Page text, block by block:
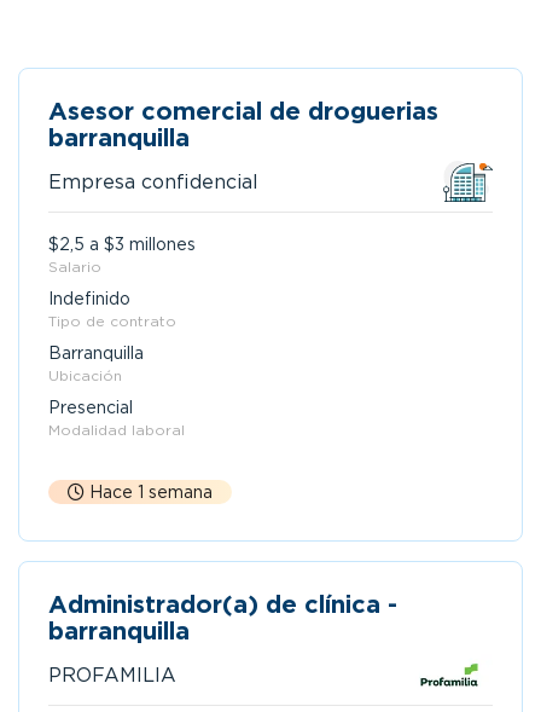
Asesor comercial de droguerias
barranquilla
Empresa confidencial
$2,5 a $3 millones
Salario
Indefinido
Tipo de contrato
Barranquilla
Ubicación
Presencial
Modalidad laboral
Hace 1 semana
Administrador(a) de clínica -
barranquilla
PROFAMILIA